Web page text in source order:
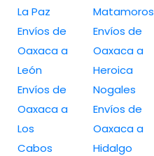
La Paz
Envíos de
Oaxaca a
León
Envíos de
Oaxaca a
Los
Cabos
Matamoros
Envíos de
Oaxaca a
Heroica
Nogales
Envíos de
Oaxaca a
Hidalgo